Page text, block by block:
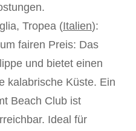
Tropea (Italien):
fairen Preis: Das
und bietet einen
kalabrische Küste. Ein
Beach Club ist
Ideal für